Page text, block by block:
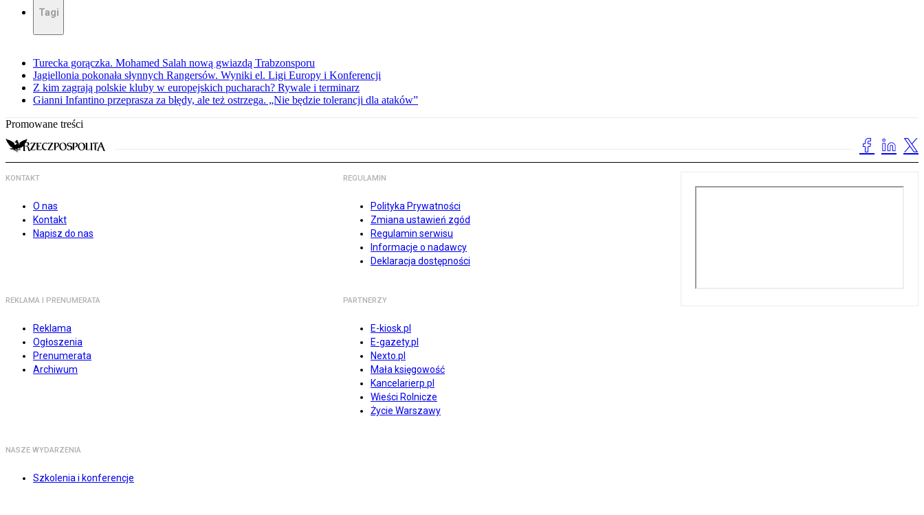
Tagi
Turecka gorączka. Mohamed Salah nową gwiazdą Trabzonsporu
Jagiellonia pokonała słynnych Rangersów. Wyniki el. Ligi Europy i Konferencji
Z kim zagrają polskie kluby w europejskich pucharach? Rywale i terminarz
Gianni Infantino przeprasza za błędy, ale też ostrzega. „Nie będzie tolerancji dla ataków”
Promowane treści
KONTAKT
O nas
Kontakt
Napisz do nas
REGULAMIN
Polityka Prywatności
Zmiana ustawień zgód
Regulamin serwisu
Informacje o nadawcy
Deklaracja dostępności
REKLAMA I PRENUMERATA
Reklama
Ogłoszenia
Prenumerata
Archiwum
PARTNERZY
E-kiosk.pl
E-gazety.pl
Nexto.pl
Mała księgowość
Kancelarierp.pl
Wieści Rolnicze
Życie Warszawy
NASZE WYDARZENIA
Szkolenia i konferencje